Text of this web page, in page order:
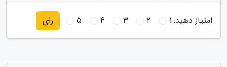
امتیاز دهید:1
2
3
4
5 رای